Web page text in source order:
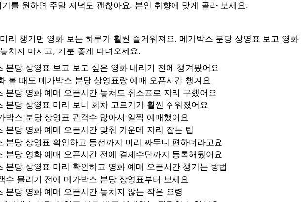
를 원하면 주말 저녁도 괜찮아요. 본인 취향에 맞게 골라 보세요.
리 챙기면 영화 보는 하루가 훨씬 즐거워져요. 메가박스 분당 상영표 보고 영화
치지 마시고, 기분 좋게 다녀오세요.
분당 상영표 보고 보고 싶은 영화 내리기 전에 챙겨봤어요
볼 때도 메가박스 분당 상영표랑 예매 오픈시간 챙겨요
분당 영화 예매 오픈시간 놓쳐도 취소표로 자리 구했어요
분당 상영표 미리 보니 회차 고르기가 훨씬 쉬워졌어요
박스 분당 상영표 관객수 많아서 일찍 예매했어요
분당 영화 예매 오픈시간 맞춰 가운데 자리 잡는 팁
분당 상영표 확인하고 동선까지 미리 짜두니 편하더라고요
분당 영화 예매 오픈시간 전에 결제수단까지 등록해뒀어요
분당 상영표 미리 확인하고 영화 예매 오픈시간 챙기는 방법
수 몰리기 전에 메가박스 분당 상영표부터 보세요
분당 영화 예매 오픈시간 놓치지 않는 작은 요령